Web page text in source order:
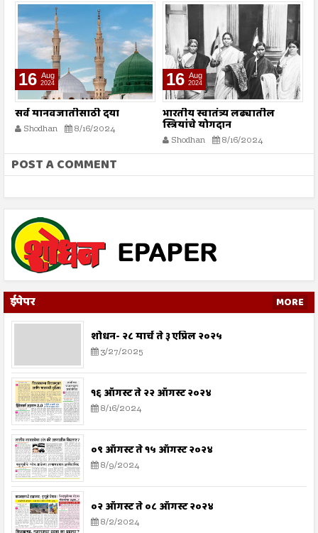
16 Aug
2024
सर्व मानवजातीसाठी दया
Shodhan 8/16/2024
16 Aug
2024
भारतीय स्वातंत्र्य लढ्यातील
स्त्रियांचे योगदान
Shodhan 8/16/2024
POST A COMMENT
ईपेपर MORE
शोधन- २८ मार्च ते ३ एप्रिल २०२५
3/27/2025
१६ ऑगस्ट ते २२ ऑगस्ट २०२४
8/16/2024
०९ ऑगस्ट ते १५ ऑगस्ट २०२४
8/9/2024
०२ ऑगस्ट ते ०८ ऑगस्ट २०२४
8/2/2024